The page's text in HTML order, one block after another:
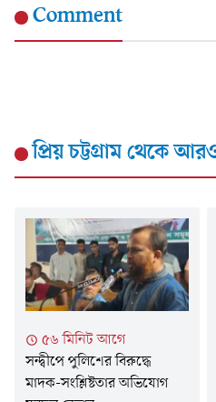
Comment
প্রিয় চট্টগ্রামথেকে
৫৬ মিনিট আগে
সন্দ্বীপে পুলিশের বিরুদ্ধে
মাদক-সংশ্লিষ্টতার অভিযোগ